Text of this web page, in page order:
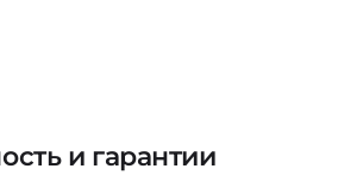
и гарантии